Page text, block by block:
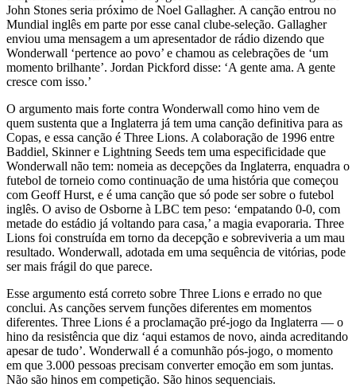
John Stones seria próximo de Noel Gallagher. A canção entrou no
Mundial inglês em parte por esse canal clube-seleção. Gallagher
enviou uma mensagem a um apresentador de rádio dizendo que
Wonderwall ‘pertence ao povo’ e chamou as celebrações de ‘um
momento brilhante’. Jordan Pickford disse: ‘A gente ama. A gente
cresce com isso.’
O argumento mais forte contra Wonderwall como hino vem de
quem sustenta que a Inglaterra já tem uma canção definitiva para as
Copas, e essa canção é Three Lions. A colaboração de 1996 entre
Baddiel, Skinner e Lightning Seeds tem uma especificidade que
Wonderwall não tem: nomeia as decepções da Inglaterra, enquadra o
futebol de torneio como continuação de uma história que começou
com Geoff Hurst, e é uma canção que só pode ser sobre o futebol
inglês. O aviso de Osborne à LBC tem peso: ‘empatando 0-0, com
metade do estádio já voltando para casa,’ a magia evaporaria. Three
Lions foi construída em torno da decepção e sobreviveria a um mau
resultado. Wonderwall, adotada em uma sequência de vitórias, pode
ser mais frágil do que parece.
Esse argumento está correto sobre Three Lions e errado no que
conclui. As canções servem funções diferentes em momentos
diferentes. Three Lions é a proclamação pré-jogo da Inglaterra — o
hino da resistência que diz ‘aqui estamos de novo, ainda acreditando
apesar de tudo’. Wonderwall é a comunhão pós-jogo, o momento
em que 3.000 pessoas precisam converter emoção em som juntas.
Não são hinos em competição. São hinos sequenciais.